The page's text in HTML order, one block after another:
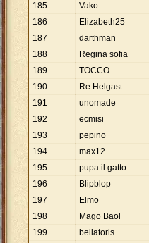
185
Vako
186
Elizabeth25
187
darthman
188
Regina sofia
189
TOCCO
190
Re Helgast
191
unomade
192
ecmisi
193
pepino
194
max12
195
pupa il gatto
196
Blipblop
197
Elmo
198
Mago Baol
199
bellatoris